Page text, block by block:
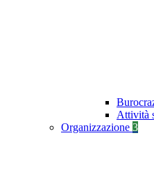
Attività
Organizzazione 3